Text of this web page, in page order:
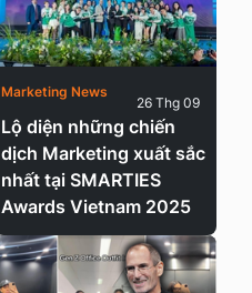
Lộ diện những chiến
dịch Marketing xuất sắc
nhất tại SMARTIES
Awards Vietnam 2025
Marketing News
26 Thg 09